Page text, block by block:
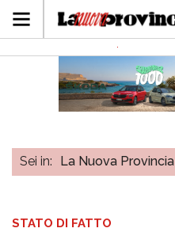
Sei in: La Nuova Provincia
STATO DI FATTO